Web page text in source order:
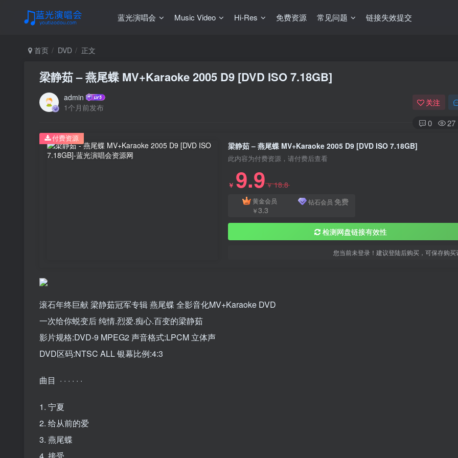
蓝光演唱会 Music Video Hi-Res 免费资源 常见问题 链接失效提交
首页 DVD 正文
梁静茹 – 燕尾蝶 MV+Karaoke 2005 D9 [DVD ISO 7.18GB]
admin
1个月前发布
关注
0 27
梁静茹 – 燕尾蝶 MV+Karaoke 2005 D9 [DVD ISO 7.18GB]
此内容为付费资源，请付费后查看
￥ 9.9￥18.8
黄金会员
￥3.3
钻石会员 免费
检测网盘链接有效性
您当前未登录！建议登陆后购买，可保存购买
付费资源
滚石年终巨献 梁静茹冠军专辑 燕尾蝶 全影音化MV+Karaoke DVD
一次给你蜕变后 纯情.烈爱.痴心.百变的梁静茹
影片规格:DVD-9 MPEG2 声音格式:LPCM 立体声
DVD区码:NTSC ALL 银幕比例:4:3
曲目 · · · · · ·
1. 宁夏
2. 给从前的爱
3. 燕尾蝶
4. 接受